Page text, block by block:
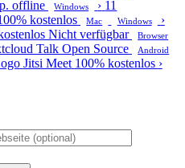
offline Windows › 11
kostenlos Mac Windows
›
Nicht verfügbar Browser
Talk Open Source
Android
Jitsi Meet 100% kostenlos ›